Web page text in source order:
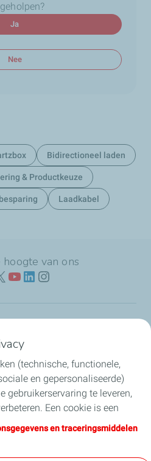
Ja
Nee
Bidirectioneel laden
& Productkeuze
Laadkabel
van ons
(technische, functionele,
en gepersonaliseerde)
gebruikerservaring te leveren,
Een cookie is een
eerste bezoek aan een
de browser van het toestel
en traceringsmiddelen